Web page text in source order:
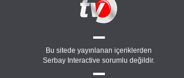
Bu sitede yayınlanan içeriklerden
Serbay Interactive sorumlu değildir.